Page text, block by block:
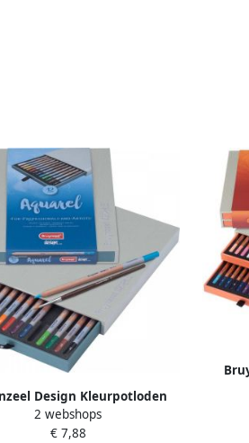
Design Kleurpotloden
8835 Design aquarel
12stuks assort
2 webshops
€ 7,88